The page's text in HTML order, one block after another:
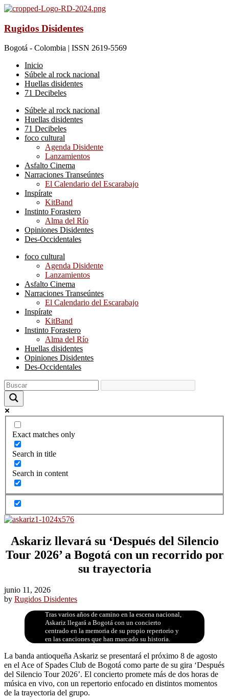
Rugidos Disidentes
Bogotá - Colombia | ISSN 2619-5569
Inicio
Súbele al rock nacional
Huellas disidentes
71 Decibeles
Súbele al rock nacional
Huellas disidentes
71 Decibeles
foco cultural
Agenda Disidente
Lanzamientos
Asfalto Cinema
Narraciones Transeúntes
El Calendario del Escarabajo
Inspírate
KitBand
Instinto Forastero
Alma del Río
Opiniones Disidentes
Des-Occidentales
foco cultural
Agenda Disidente
Lanzamientos
Asfalto Cinema
Narraciones Transeúntes
El Calendario del Escarabajo
Inspírate
KitBand
Instinto Forastero
Alma del Río
Huellas disidentes
Opiniones Disidentes
Des-Occidentales
Exact matches only
Search in title
Search in content
Askariz llevará su ‘Después del Silencio
Tour 2026’ a Bogotá con un recorrido por
su trayectoria
junio 11, 2026
by Rugidos Disidentes
Tras varios años de camino en la escena nacional,
Askariz llegará a Bogotá con un concierto
centrado en la memoria de su propio repertorio y
en las canciones que han marcado su historia.
La banda antioqueña Askariz se presentará el próximo 8 de agosto
en el Ace of Spades Club de Bogotá como parte de su gira ‘Después
del Silencio Tour 2026’. El concierto promete más de dos horas de
música en vivo, con un repertorio enfocado en distintos momentos
de la trayectoria del grupo.